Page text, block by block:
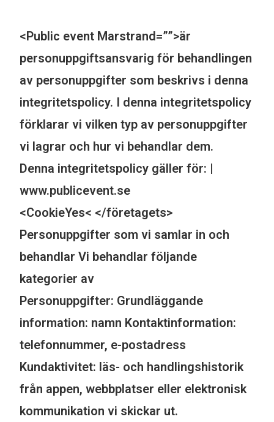
<Public event Marstrand=””>är
personuppgiftsansvarig för behandlingen
av personuppgifter som beskrivs i denna
integritetspolicy. I denna integritetspolicy
förklarar vi vilken typ av personuppgifter
vi lagrar och hur vi behandlar dem.
Denna integritetspolicy gäller för: |
www.publicevent.se
<CookieYes< </företagets>
Personuppgifter som vi samlar in och
behandlar Vi behandlar följande
kategorier av
Personuppgifter: Grundläggande
information: namn Kontaktinformation:
telefonnummer, e-postadress
Kundaktivitet: läs- och handlingshistorik
från appen, webbplatser eller elektronisk
kommunikation vi skickar ut.